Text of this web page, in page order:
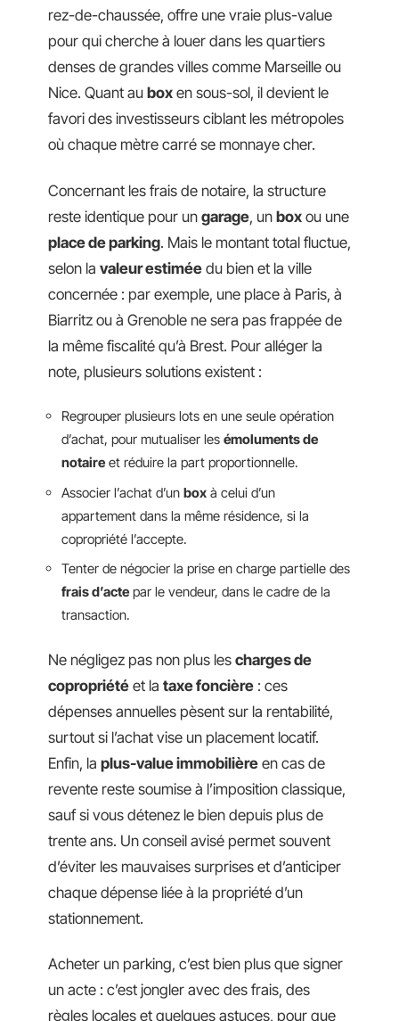
rez-de-chaussée, offre une vraie plus-value
pour qui cherche à louer dans les quartiers
denses de grandes villes comme Marseille ou
Nice. Quant au box en sous-sol, il devient le
favori des investisseurs ciblant les métropoles
où chaque mètre carré se monnaye cher.
Concernant les frais de notaire, la structure
reste identique pour un garage, un box ou une
place de parking. Mais le montant total fluctue,
selon la valeur estimée du bien et la ville
concernée : par exemple, une place à Paris, à
Biarritz ou à Grenoble ne sera pas frappée de
la même fiscalité qu’à Brest. Pour alléger la
note, plusieurs solutions existent :
Regrouper plusieurs lots en une seule opération
d’achat, pour mutualiser les émoluments de
notaire et réduire la part proportionnelle.
Associer l’achat d’un box à celui d’un
appartement dans la même résidence, si la
copropriété l’accepte.
Tenter de négocier la prise en charge partielle des
frais d’acte par le vendeur, dans le cadre de la
transaction.
Ne négligez pas non plus les charges de
copropriété et la taxe foncière : ces
dépenses annuelles pèsent sur la rentabilité,
surtout si l’achat vise un placement locatif.
Enfin, la plus-value immobilière en cas de
revente reste soumise à l’imposition classique,
sauf si vous détenez le bien depuis plus de
trente ans. Un conseil avisé permet souvent
d’éviter les mauvaises surprises et d’anticiper
chaque dépense liée à la propriété d’un
stationnement.
Acheter un parking, c’est bien plus que signer
un acte : c’est jongler avec des frais, des
règles locales et quelques astuces, pour que